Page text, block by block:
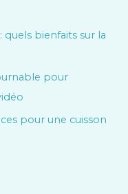
quels bienfaits sur la
pour
pour une cuisson